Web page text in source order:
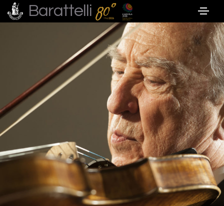
Barattelli